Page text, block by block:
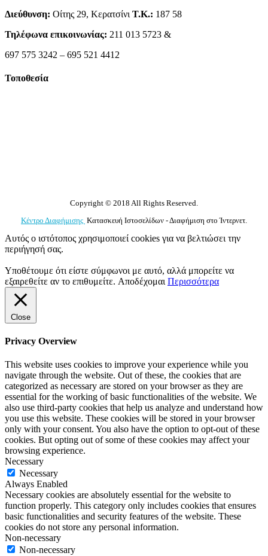
Διεύθυνση: Οίτης 29, Κερατσίνι Τ.Κ.: 187 58
Τηλέφωνα επικοινωνίας: 211 013 5723 &
697 575 3242 – 695 521 4412
Τοποθεσία
Copyright © 2018 All Rights Reserved.
Κέντρο Διαφήμισης Κατασκευή Ιστοσελίδων - Διαφήμιση στο Ίντερνετ.
Αυτός ο ιστότοπος χρησιμοποιεί cookies για να βελτιώσει την
περιήγησή σας.
Υποθέτουμε ότι είστε σύμφωνοι με αυτό, αλλά μπορείτε να
εξαιρεθείτε αν το επιθυμείτε. Αποδέχομαι Περισσότερα
Close
Privacy Overview
This website uses cookies to improve your experience while you
navigate through the website. Out of these, the cookies that are
categorized as necessary are stored on your browser as they are
essential for the working of basic functionalities of the website. We
also use third-party cookies that help us analyze and understand how
you use this website. These cookies will be stored in your browser
only with your consent. You also have the option to opt-out of these
cookies. But opting out of some of these cookies may affect your
browsing experience.
Necessary
Necessary
Always Enabled
Necessary cookies are absolutely essential for the website to
function properly. This category only includes cookies that ensures
basic functionalities and security features of the website. These
cookies do not store any personal information.
Non-necessary
Non-necessary